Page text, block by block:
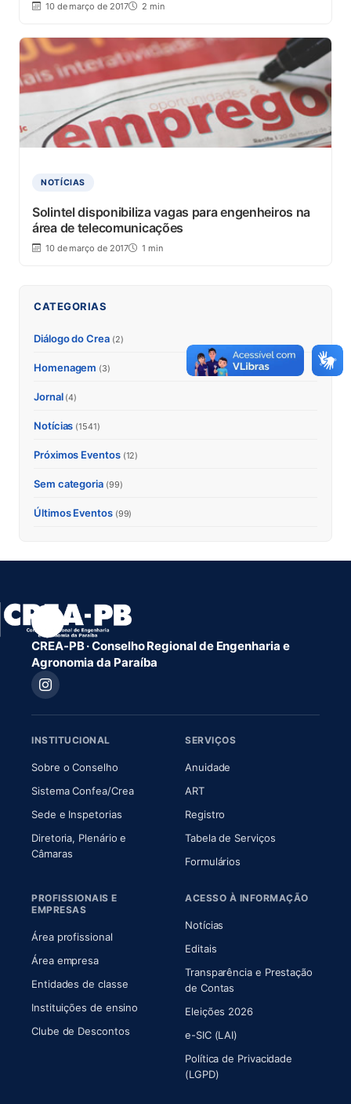
10 de março de 2017 2 min
NOTÍCIAS
Solintel disponibiliza vagas para engenheiros na
área de telecomunicações
10 de março de 2017 1 min
CATEGORIAS
Diálogo do Crea (2)
Homenagem (3)
Jornal (4)
Notícias (1541)
Próximos Eventos (12)
Sem categoria (99)
Últimos Eventos (99)
CREA-PB · Conselho Regional de Engenharia e
Agronomia da Paraíba
INSTITUCIONAL
Sobre o Conselho(abre em nova aba)
Sistema Confea/Crea(abre em nova aba)
Sede e Inspetorias
Diretoria, Plenário e
Câmaras(abre em nova aba)
SERVIÇOS
Anuidade
ART(abre em nova aba)
Registro
Tabela de Serviços
Formulários
PROFISSIONAIS E
EMPRESAS
Área profissional
Área empresa
Entidades de classe
Instituições de ensino
Clube de Descontos
ACESSO À INFORMAÇÃO
Notícias
Editais
Transparência e Prestação
de Contas
Eleições 2026
e-SIC (LAI)
Política de Privacidade
(LGPD)